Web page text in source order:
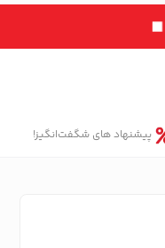
پیشنهاد های شگفت‌انگیز!